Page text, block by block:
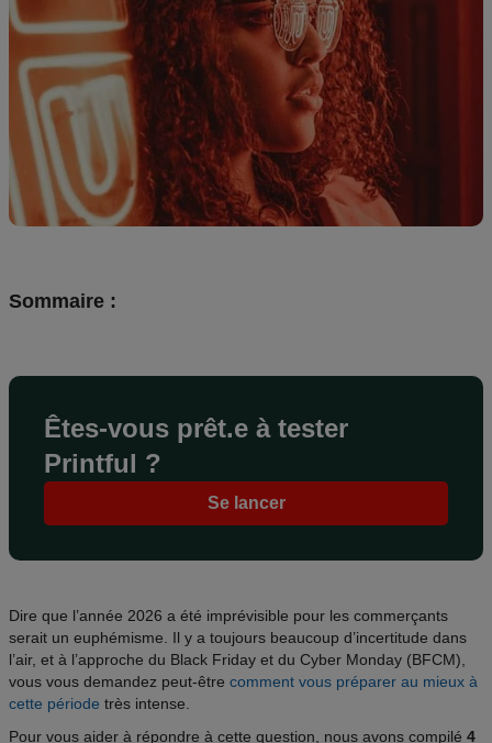
design
Ressources
Tarifs
FR
Sommaire :
Êtes-vous prêt.e à tester
Printful ?
Se lancer
Dire que l’année 2026 a été imprévisible pour les commerçants
serait un euphémisme. Il y a toujours beaucoup d’incertitude dans
l’air, et à l’approche du Black Friday et du Cyber Monday (BFCM),
vous vous demandez peut-être comment vous préparer au mieux à
cette période très intense.
Pour vous aider à répondre à cette question, nous avons compilé 4